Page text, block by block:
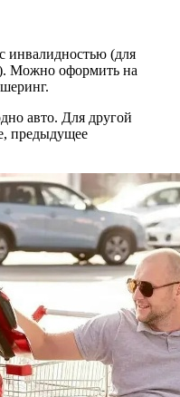
инвалидностью (для
Можно оформить на
авто. Для другой
предыдущее